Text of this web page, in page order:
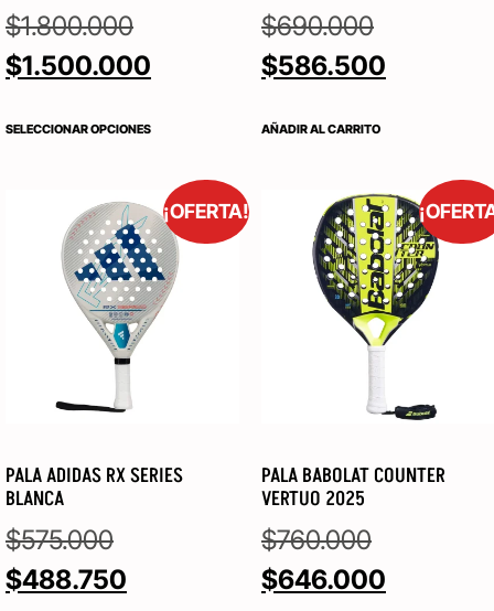
$1.800.000
$1.500.000
SELECCIONAR OPCIONES
$690.000
$586.500
AÑADIR AL CARRITO
¡OFERTA!
PALA ADIDAS RX SERIES
BLANCA
$575.000
$488.750
PALA BABOLAT COUNTER
VERTUO 2025
$760.000
$646.000